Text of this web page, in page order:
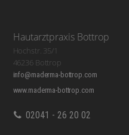
Hautarztpraxis Bottrop
Hochstr. 35/1
46236 Bottrop
info@maderma-bottrop.com
www.maderma-bottrop.com
02041 - 26 20 02